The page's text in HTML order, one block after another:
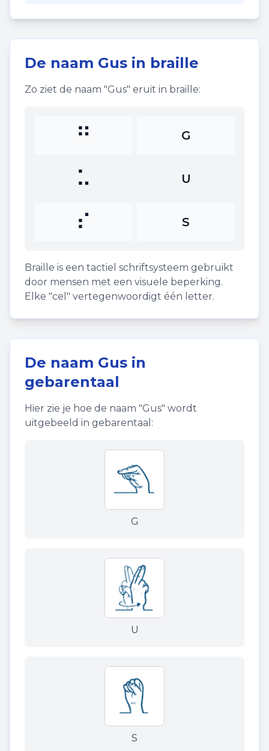
De naam Gus in braille
Zo ziet de naam "Gus" eruit in braille:
⠛ G
⠥ U
⠎ S
Braille is een tactiel schriftsysteem gebruikt
door mensen met een visuele beperking.
Elke "cel" vertegenwoordigt één letter.
De naam Gus in
gebarentaal
Hier zie je hoe de naam "Gus" wordt
uitgebeeld in gebarentaal:
G
U
S